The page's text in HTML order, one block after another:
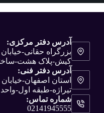
آدرس دفتر مرکزی:
بزرگراه حقانی-
کیش-پلاک هشت-
آدرس دفتر فنی:
استان اصفهان-
تیراژه-طبقه اول-واحد 1
شماره تماس:
02141945555